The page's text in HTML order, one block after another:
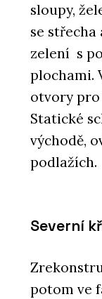
sloupy,
se střecha
zelení s
plochami.
otvory
Statické
východě,
podlažích.
Severní
potom ve